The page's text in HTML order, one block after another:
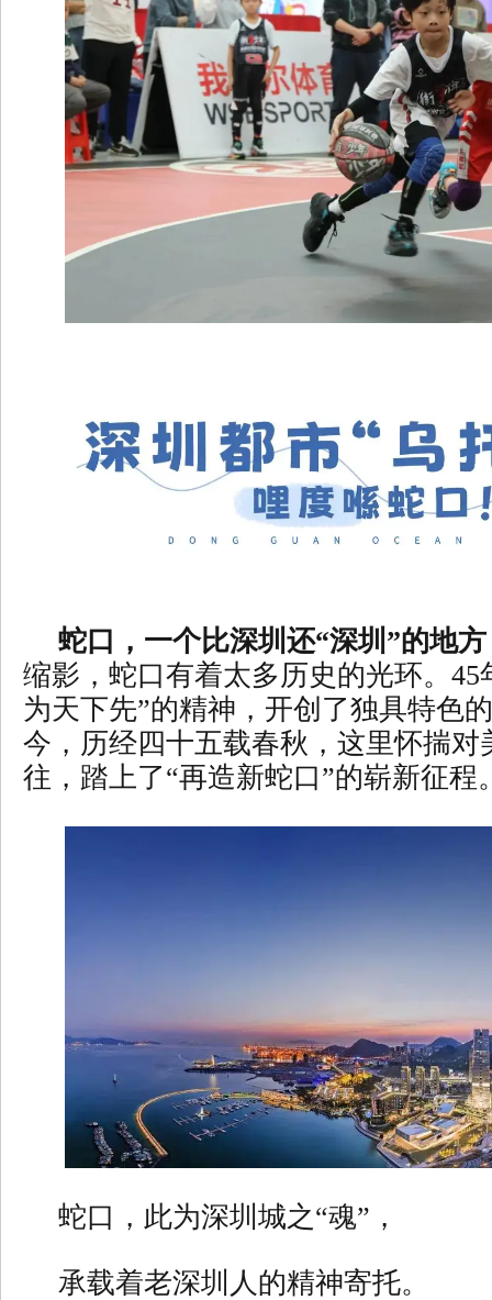
蛇口，一个比深圳还“深圳”的地
缩影，蛇口有着太多历史的光环。45
为天下先”的精神，开创了独具特色
今，历经四十五载春秋，这里怀揣对
往，踏上了“再造新蛇口”的崭新征程
蛇口，此为深圳城之“魂”，
承载着老深圳人的精神寄托。